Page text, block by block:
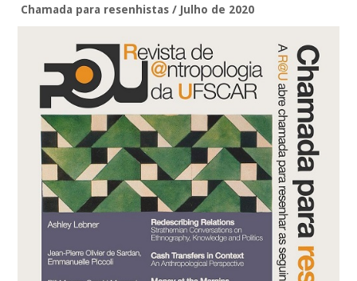
Chamada para resenhistas / Julho de 2020